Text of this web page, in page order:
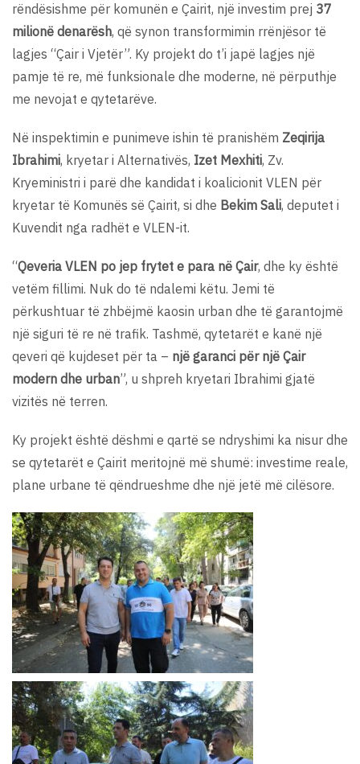
rëndësishme për komunën e Çairit, një investim prej 37
milionë denarësh, që synon transformimin rrënjësor të
lagjes “Çair i Vjetër”. Ky projekt do t’i japë lagjes një
pamje të re, më funksionale dhe moderne, në përputhje
me nevojat e qytetarëve.
Në inspektimin e punimeve ishin të pranishëm Zeqirija
Ibrahimi, kryetar i Alternativës, Izet Mexhiti, Zv.
Kryeministri i parë dhe kandidat i koalicionit VLEN për
kryetar të Komunës së Çairit, si dhe Bekim Sali, deputet i
Kuvendit nga radhët e VLEN-it.
“Qeveria VLEN po jep frytet e para në Çair, dhe ky është
vetëm fillimi. Nuk do të ndalemi këtu. Jemi të
përkushtuar të zhbëjmë kaosin urban dhe të garantojmë
një siguri të re në trafik. Tashmë, qytetarët e kanë një
qeveri që kujdeset për ta – një garanci për një Çair
modern dhe urban”, u shpreh kryetari Ibrahimi gjatë
vizitës në terren.
Ky projekt është dëshmi e qartë se ndryshimi ka nisur dhe
se qytetarët e Çairit meritojnë më shumë: investime reale,
plane urbane të qëndrueshme dhe një jetë më cilësore.